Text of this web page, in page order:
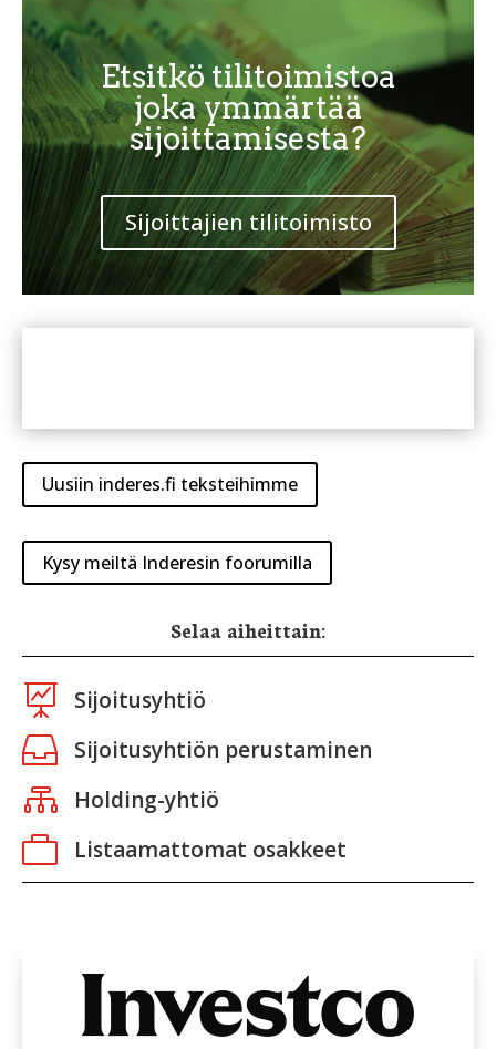
Etsitkö tilitoimistoa
joka ymmärtää
sijoittamisesta?
Sijoittajien tilitoimisto
Uusiin inderes.fi teksteihimme
Kysy meiltä Inderesin foorumilla
Selaa aiheittain:
 Sijoitusyhtiö
 Sijoitusyhtiön perustaminen
 Holding-yhtiö
 Listaamattomat osakkeet